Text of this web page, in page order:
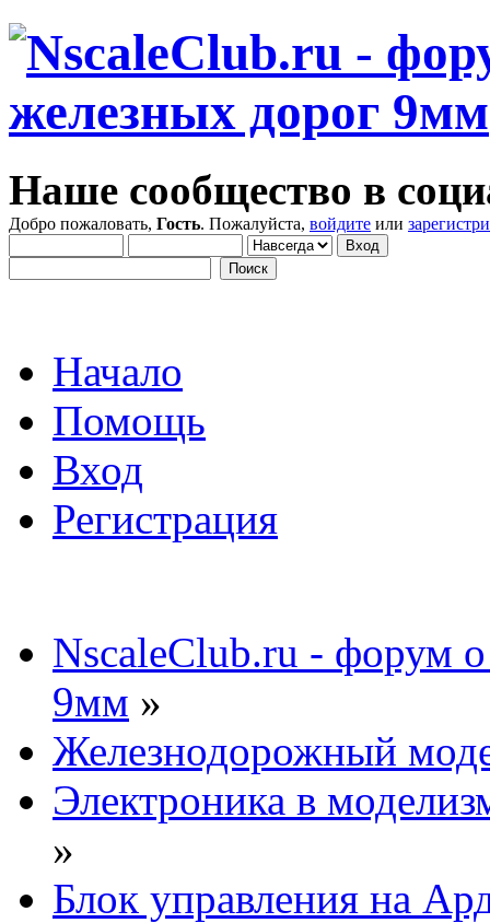
Наше сообщество в
Добро пожаловать, Гость. Пожалуйста, войдите или
Начало
Помощь
Вход
Регистрация
NscaleClub.ru - форум
9мм »
Железнодорожный
Электроника в
»
Блок управления на